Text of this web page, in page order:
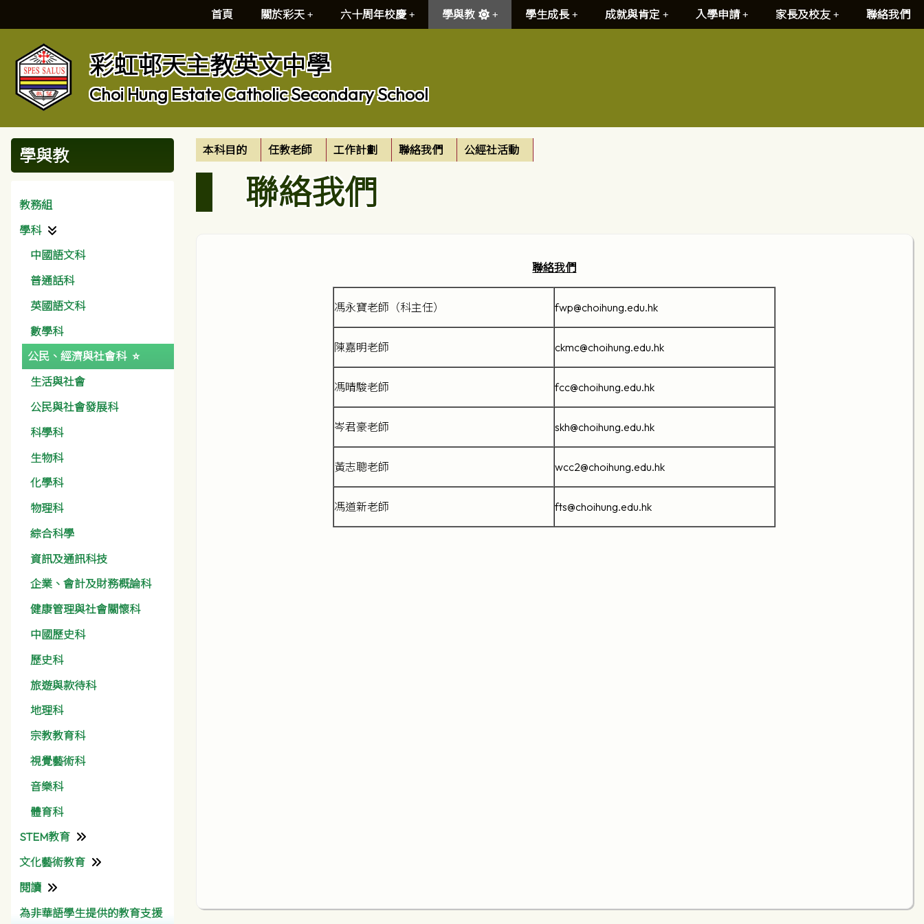
首頁 關於彩天 六十周年校慶 學與教 學生成長 成就與肯定 入學申請 家長及校友 聯絡我們
彩虹邨天主教英文中學
Choi Hung Estate Catholic Secondary School
學與教
教務組
學科
中國語文科
普通話科
英國語文科
數學科
公民、經濟與社會科
生活與社會
公民與社會發展科
科學科
生物科
化學科
物理科
綜合科學
資訊及通訊科技
企業、會計及財務概論科
健康管理與社會關懷科
中國歷史科
歷史科
旅遊與款待科
地理科
宗教教育科
視覺藝術科
音樂科
體育科
STEM教育
資訊科技組
文化藝術教育
彩天文化藝術月
閱讀
圖書館
為非華語學生提供的教育支援
本科目的 任教老師 工作計劃 聯絡我們 公經社活動
聯絡我們
聯絡我們
馮永寶老師（科主任） fwp@choihung.edu.hk
陳嘉明老師 ckmc@choihung.edu.hk
馮晴駿老師 fcc@choihung.edu.hk
岑君豪老師 skh@choihung.edu.hk
黃志聰老師 wcc2@choihung.edu.hk
馮道新老師 fts@choihung.edu.hk